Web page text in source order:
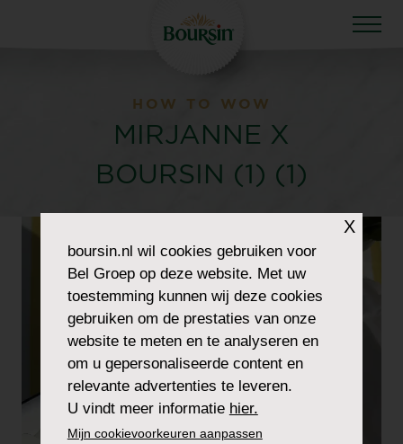
HOW TO WOW
MIRJANNE X
BOURSIN (1) (1)
Player
X
boursin.nl wil cookies gebruiken voor
Bel Groep op deze website. Met uw
toestemming kunnen wij deze cookies
gebruiken om de prestaties van onze
website te meten en te analyseren en
om u gepersonaliseerde content en
relevante advertenties te leveren.
U vindt meer informatie hier.
Mijn cookievoorkeuren aanpassen